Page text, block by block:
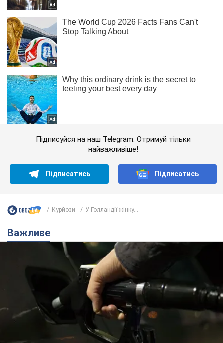
Підписуйся на наш Telegram. Отримуй тільки
найважливіше!
Підписатись Підписатись
Курйози У Голландії жінку...
Важливе